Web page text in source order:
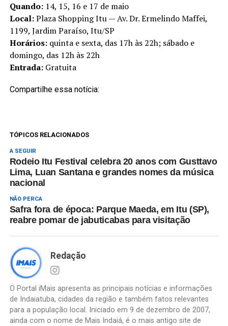
Quando:14, 15, 16 e 17 de maio
Local:Plaza Shopping Itu — Av. Dr. Ermelindo Maffei,
1199, Jardim Paraíso, Itu/SP
Horários:quinta e sexta, das 17h às 22h; sábado e
domingo, das 12h às 22h
Entrada:Gratuita
Compartilhe essa notícia:
TÓPICOS RELACIONADOS
A SEGUIR
Rodeio Itu Festival celebra 20 anos com Gusttavo
Lima, Luan Santana e grandes nomes da música
nacional
NÃO PERCA
Safra fora de época: Parque Maeda, em Itu (SP),
reabre pomar de jabuticabas para visitação
Redação
O Portal iMais apresenta as principais notícias e informações
de Indaiatuba, cidades da região e também fatos relevantes
para a população local. Iniciado em 9 de dezembro de 2007,
ainda com o nome de Mais Indaiá, é o mais antigo site de